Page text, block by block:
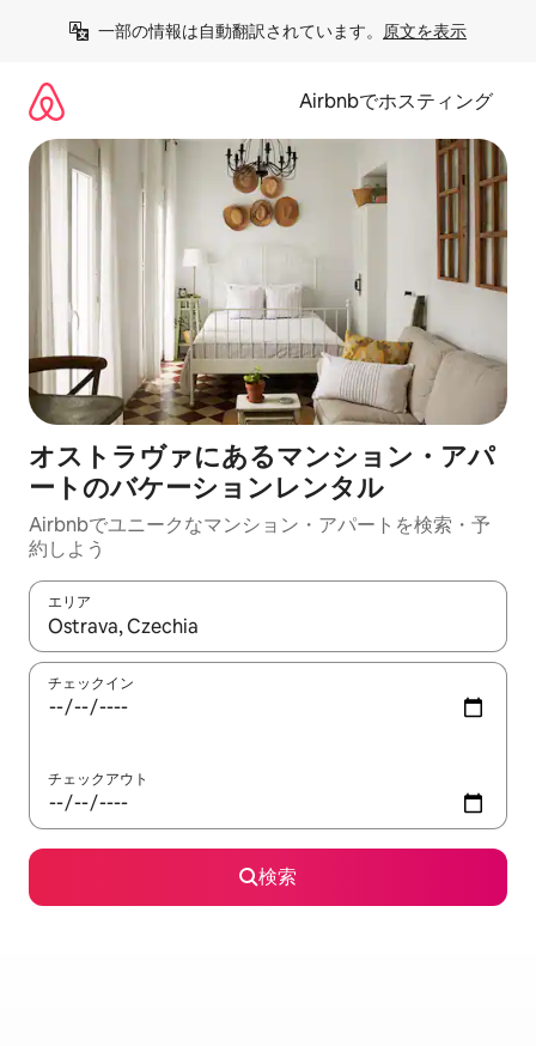
一部の情報は自動翻訳されています。 原文を表示
Airbnbでホスティング
オストラヴァにあるマンション・アパ
ートのバケーションレンタル
Airbnbでユニークなマンション・アパートを検索・予
約しよう
エリア
検索結果が表示されたら、上下の矢印キーを使って移動するか
チェックイン
チェックアウト
検索